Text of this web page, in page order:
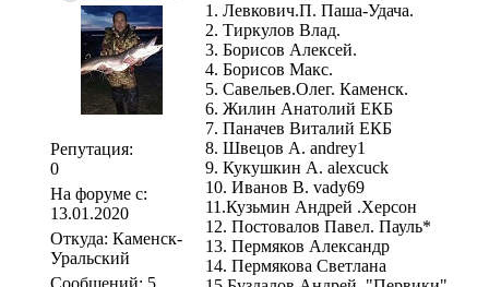
Репутация:
0
На форуме с:
13.01.2020
Откуда: Каменск-
Уральский
Сообщений: 5
1. Левкович.П. Паша-Удача.
2. Тиркулов Влад.
3. Борисов Алексей.
4. Борисов Макс.
5. Савельев.Олег. Каменск.
6. Жилин Анатолий ЕКБ
7. Паначев Виталий ЕКБ
8. Швецов А. andrey1
9. Кукушкин А. alexcuck
10. Иванов В. vady69
11.Кузьмин Андрей .Херсон
12. Постовалов Павел. Пауль*
13. Пермяков Александр
14. Пермякова Светлана